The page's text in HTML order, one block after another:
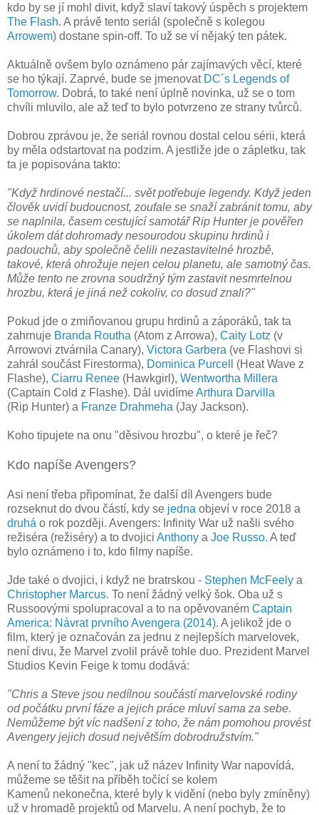
kdo by se jí mohl divit, když slaví takový úspěch s projektem
The Flash. A právě tento seriál (společně s kolegou
Arrowem) dostane spin-off. To už se ví nějaký ten pátek.
Aktuálně ovšem bylo oznámeno pár zajímavých věcí, které
se ho týkají. Zaprvé, bude se jmenovat DC´s Legends of
Tomorrow. Dobrá, to také není úplně novinka, už se o tom
chvíli mluvilo, ale až teď to bylo potvrzeno ze strany tvůrců.
Dobrou zprávou je, že seriál rovnou dostal celou sérii, která
by měla odstartovat na podzim. A jestliže jde o zápletku, tak
ta je popisována takto:
"Když hrdinové nestačí... svět potřebuje legendy. Když jeden
člověk uvidí budoucnost, zoufale se snaží zabránit tomu, aby
se naplnila, časem cestující samotář Rip Hunter je pověřen
úkolem dát dohromady nesourodou skupinu hrdinů i
padouchů, aby společně čelili nezastavitelné hrozbě,
takové, která ohrožuje nejen celou planetu, ale samotný čas.
Může tento ne zrovna soudržný tým zastavit nesmrtelnou
hrozbu, která je jiná než cokoliv, co dosud znali?"
Pokud jde o zmiňovanou grupu hrdinů a záporáků, tak ta
zahrnuje Branda Routha (Atom z Arrowa), Caity Lotz (v
Arrowovi ztvárnila Canary), Victora Garbera (ve Flashovi si
zahrál součást Firestorma), Dominica Purcell
(Heat Wave z
Flashe), Ciarru Renee (Hawkgirl), Wentwortha Millera
(Captain Cold z Flashe). Dál uvidímeArthura Darvilla
(Rip Hunter) a Franze Drahmeha (Jay Jackson).
Koho tipujete na onu "děsivou hrozbu", o které je řeč?
Kdo napíše Avengers?
Asi není třeba připomínat, že další díl Avengers bude
rozseknut do dvou částí, kdy se jedna objeví v roce 2018 a
druhá o rok později. Avengers: Infinity War už našli svého
režiséra (režiséry) a to dvojici Anthony a Joe Russo. A teď
bylo oznámeno i to, kdo filmy napíše.
Jde také o dvojici, i když ne bratrskou - Stephen McFeely a
Christopher Marcus. To není žádný velký šok. Oba už s
Russoovými spolupracoval a to na opěvovaném Captain
America: Návrat prvního Avengera (2014). A jelikož jde o
film, který je označován za jednu z nejlepších marvelovek,
není divu, že Marvel zvolil právě tohle duo. Prezident Marvel
Studios Kevin Feige k tomu dodává:
"Chris a Steve jsou nedílnou součástí marvelovské rodiny
od počátku první fáze a jejich práce mluví sama za sebe.
Nemůžeme být víc nadšení z toho, že nám pomohou provést
Avengery jejich dosud největším dobrodružstvím."
A není to žádný "kec", jak už název Infinity War napovídá,
můžeme se těšit na příběh točící se kolem
Kamenů nekonečna, které byly k vidění (nebo byly zmíněny)
už v hromadě projektů od Marvelu. A není pochyb, že to